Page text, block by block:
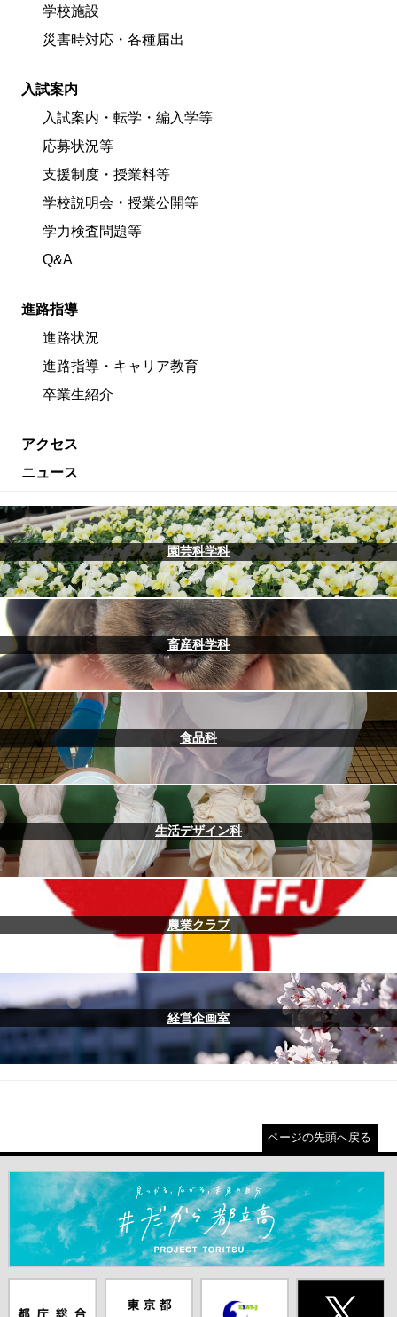
学校施設
災害時対応・各種届出
入試案内
入試案内・転学・編入学等
応募状況等
支援制度・授業料等
学校説明会・授業公開等
学力検査問題等
Q&A
進路指導
進路状況
進路指導・キャリア教育
卒業生紹介
アクセス
ニュース
園芸科学科
畜産科学科
食品科
生活デザイン科
農業クラブ
経営企画室
ページの先頭へ戻る
＃だから都立高（別ウインドウが開きます）
ムページ（別
員会（別ウイ
ピーキングテ
（別ウインド